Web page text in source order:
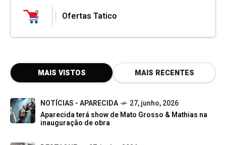
Ofertas Tatico
MAIS VISTOS MAIS RECENTES
NOTÍCIAS - APARECIDA
27, junho, 2026
Aparecida terá show de Mato Grosso & Mathias na
inauguração de obra